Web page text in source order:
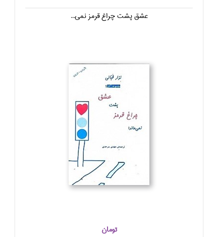
عشق پشت چراغ قرمز نمي...
تومان